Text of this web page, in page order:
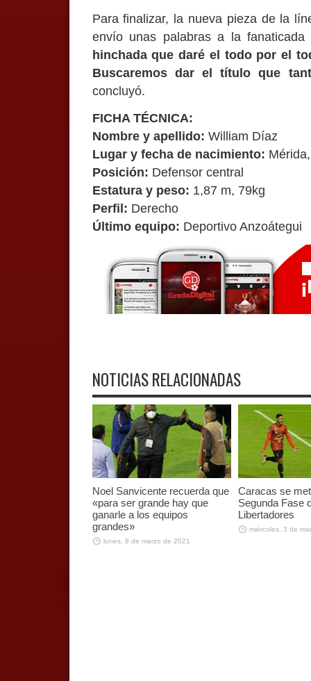
Para finalizar, la nueva pieza de la
envío unas palabras a la
hinchada que daré el todo por el
Buscaremos dar el título que
concluyó.
FICHA TÉCNICA:
Nombre y apellido: William Díaz
Lugar y fecha de nacimiento:
Posición: Defensor central
Estatura y peso: 1,87 m, 79kg
Perfil: Derecho
Último equipo: Deportivo Anzoátegui
NOTICIAS RELACIONADAS
Noel Sanvicente recuerda que
«para ser grande hay que
ganarle a los equipos
grandes»
lunes, 8 de marzo de 2021
Caracas se
Segunda Fase
Libertadores
miércoles, 3 de